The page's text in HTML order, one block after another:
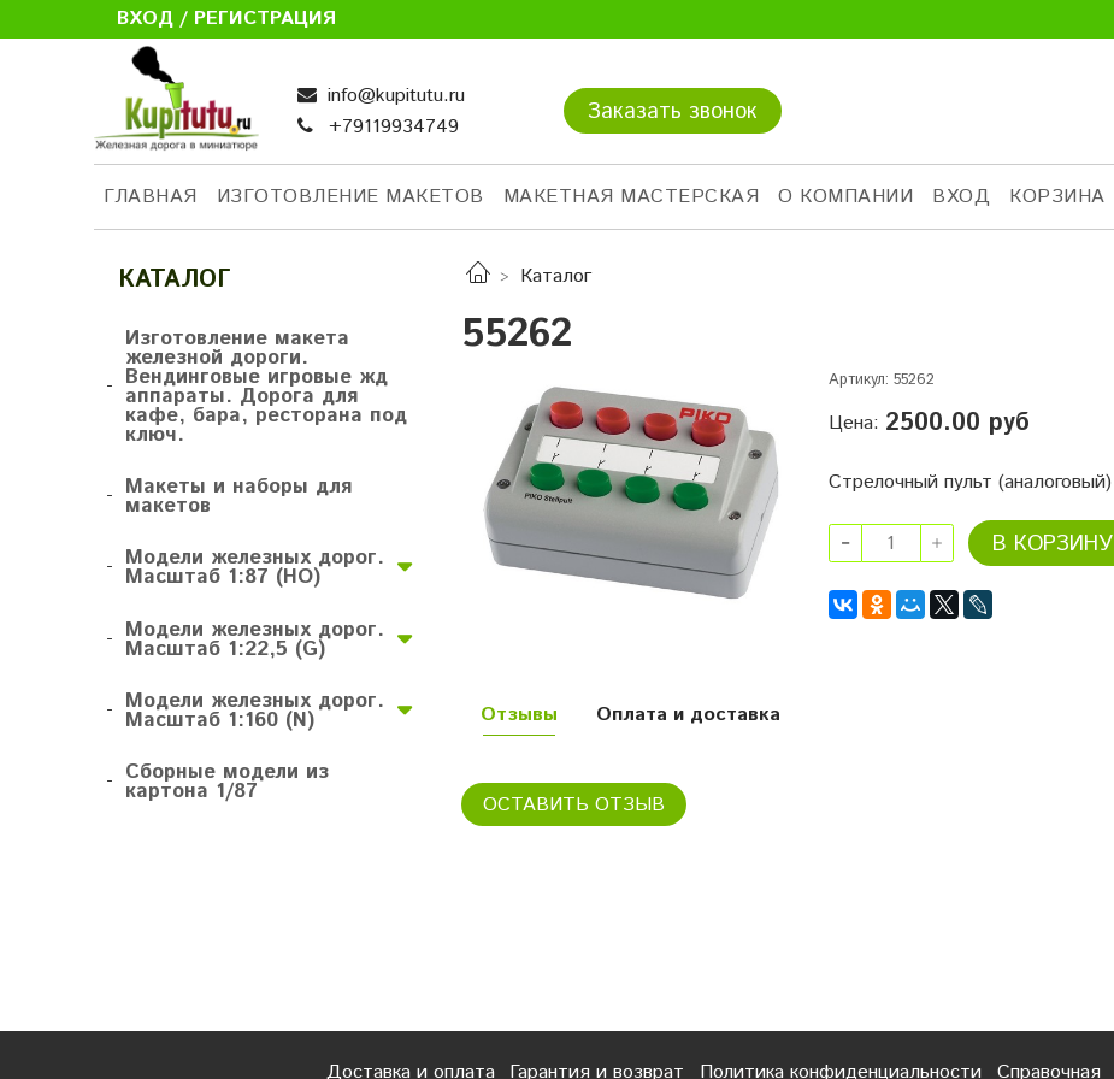
ВХОД / РЕГИСТРАЦИЯ
info@kupitutu.ru
+79119934749
Заказать звонок
ГЛАВНАЯ ИЗГОТОВЛЕНИЕ МАКЕТОВ МАКЕТНАЯ МАСТЕРСКАЯ О КОМПАНИИ ВХОД КОРЗИНА
Каталог
55262
Артикул: 55262
Цена: 2500.00 руб
Стрелочный пульт (аналоговый)
В КОРЗИНУ
Отзывы
ОСТАВИТЬ ОТЗЫВ
Оплата и доставка
КАТАЛОГ
-
Изготовление макета
железной дороги.
Вендинговые игровые жд
аппараты. Дорога для
кафе, бара, ресторана под
ключ.
- Макеты и наборы для
макетов
- Модели железных дорог.
Масштаб 1:87 (HO)
- Модели железных дорог.
Масштаб 1:22,5 (G)
- Модели железных дорог.
Масштаб 1:160 (N)
- Сборные модели из
картона 1/87
Доставка и оплата Гарантия и возврат Политика конфиденциальности Справочная